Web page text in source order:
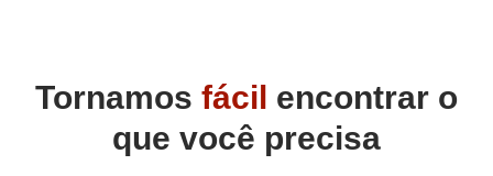
Tornamos fácil encontrar o
que você precisa